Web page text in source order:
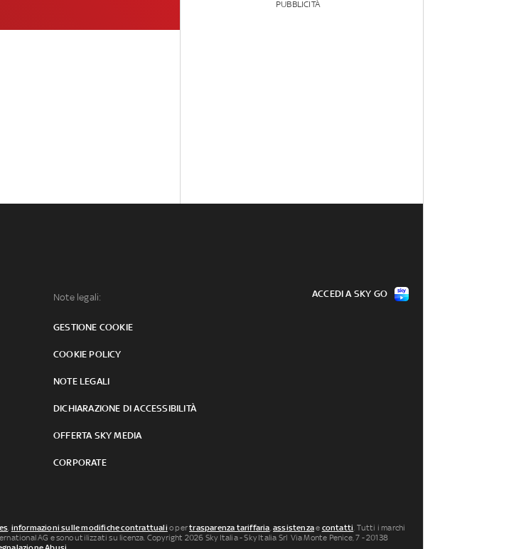
PUBBLICITÀ
Note legali:
GESTIONE COOKIE
COOKIE POLICY
NOTE LEGALI
DICHIARAZIONE DI ACCESSIBILITÀ
OFFERTA SKY MEDIA
CORPORATE
ACCEDI A SKY GO
, informazioni sulle modifiche contrattuali o pertrasparenza tariffaria,assistenzae contatti. Tutti i marchi
AG e sono utilizzati su licenza. Copyright 2026 Sky Italia - Sky Italia Srl Via Monte Penice, 7 - 20138